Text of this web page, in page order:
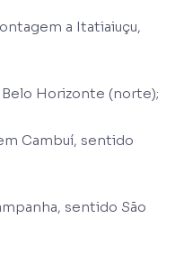
a Itatiaiuçu,
Horizonte (norte);
Cambuí, sentido
sentido São